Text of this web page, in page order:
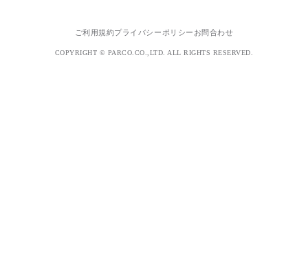
ご利用規約プライバシーポリシー お問合わせ
COPYRIGHT © PARCO.CO.,LTD. ALL RIGHTS RESERVED.